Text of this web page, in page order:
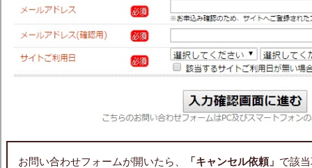
お問い合わせフォームが開いたら、 「キャンセル依頼」 で該